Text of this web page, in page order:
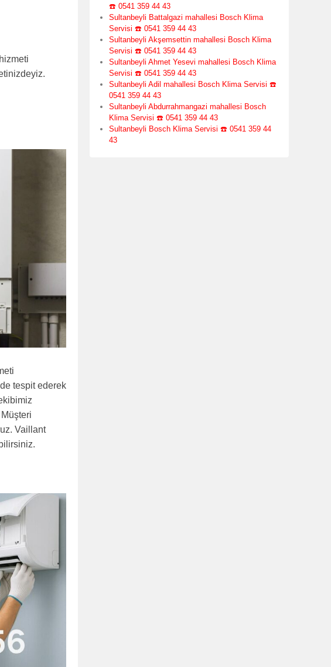
tespit ederek
Vaillant
☎️ 0541 359 44 43
Sultanbeyli Battalgazi mahallesi Bosch Klima
Servisi ☎️ 0541 359 44 43
Sultanbeyli Akşemsettin mahallesi Bosch Klima
Servisi ☎️ 0541 359 44 43
Sultanbeyli Ahmet Yesevi mahallesi Bosch Klima
Servisi ☎️ 0541 359 44 43
Sultanbeyli Adil mahallesi Bosch Klima Servisi ☎️
0541 359 44 43
Sultanbeyli Abdurrahmangazi mahallesi Bosch
Klima Servisi ☎️ 0541 359 44 43
Sultanbeyli Bosch Klima Servisi ☎️ 0541 359 44
43